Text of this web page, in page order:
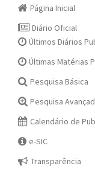
Página Inicial
Diário Oficial
Últimos Diários
Últimas Matérias
Pesquisa Básica
Pesquisa
Calendário de
e-SIC
Transparência